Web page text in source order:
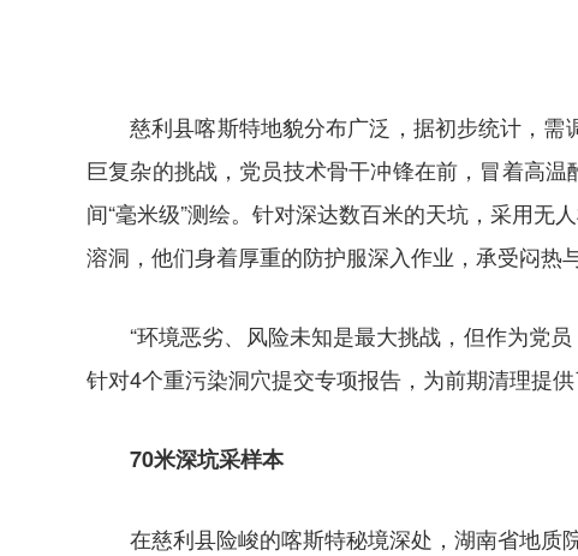
慈利县喀斯特地貌分布广泛，据初步统计，
巨复杂的挑战，党员技术骨干冲锋在前，冒着高
间“毫米级”测绘。针对深达数百米的天坑，采用
溶洞，他们身着厚重的防护服深入作业，承受闷热与
“环境恶劣、风险未知是最大挑战，但作为党
针对4个重污染洞穴提交专项报告，为前期清理提
70米深坑采样本‌
在慈利县险峻的喀斯特秘境深处，湖南省地质